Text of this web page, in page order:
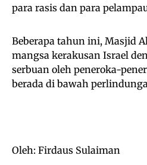
para rasis dan para
Beberapa tahun ini, Masjid
mangsa kerakusan Israel
serbuan oleh peneroka-
berada di bawah
Oleh: Firdaus Sulaiman